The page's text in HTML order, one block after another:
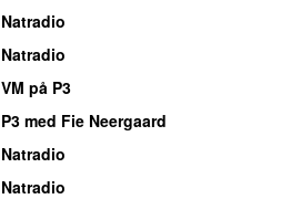
Natradio
Natradio
VM på P3
P3 med Fie Neergaard
Natradio
Natradio